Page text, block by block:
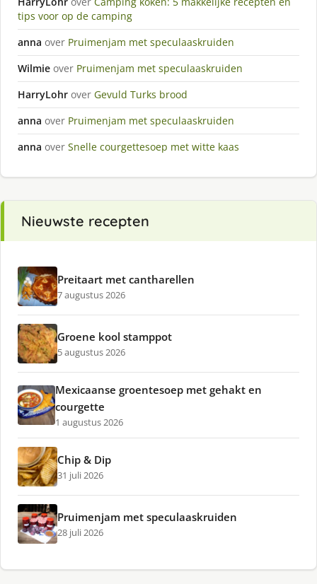
tips voor op de camping
anna over Pruimenjam met speculaaskruiden
Wilmie over Pruimenjam met speculaaskruiden
HarryLohr over Gevuld Turks brood
anna over Pruimenjam met speculaaskruiden
anna over Snelle courgettesoep met witte kaas
Nieuwste recepten
Preitaart met cantharellen
7 augustus 2026
Groene kool stamppot
5 augustus 2026
Mexicaanse groentesoep met gehakt en
courgette
1 augustus 2026
Chip & Dip
31 juli 2026
Pruimenjam met speculaaskruiden
28 juli 2026